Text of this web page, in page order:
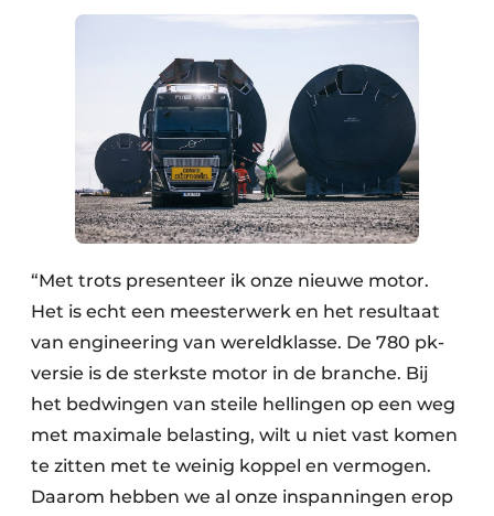
“Met trots presenteer ik onze nieuwe motor.
Het is echt een meesterwerk en het resultaat
van engineering van wereldklasse. De 780 pk-
versie is de sterkste motor in de branche. Bij
het bedwingen van steile hellingen op een weg
met maximale belasting, wilt u niet vast komen
te zitten met te weinig koppel en vermogen.
Daarom hebben we al onze inspanningen erop